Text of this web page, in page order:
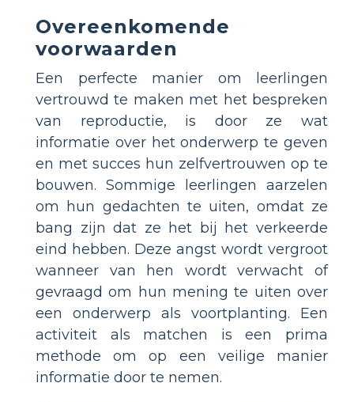
Overeenkomende
voorwaarden
Een perfecte manier om leerlingen
vertrouwd te maken met het bespreken
van reproductie, is door ze wat
informatie over het onderwerp te geven
en met succes hun zelfvertrouwen op te
bouwen. Sommige leerlingen aarzelen
om hun gedachten te uiten, omdat ze
bang zijn dat ze het bij het verkeerde
eind hebben. Deze angst wordt vergroot
wanneer van hen wordt verwacht of
gevraagd om hun mening te uiten over
een onderwerp als voortplanting. Een
activiteit als matchen is een prima
methode om op een veilige manier
informatie door te nemen.